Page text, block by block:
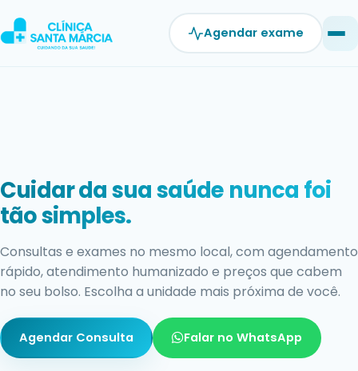
para
o
Agendar exame
Exames com resultado rápido e
confiável.
Estrutura moderna, equipe qualificada e laudos ágeis
para você não perder tempo cuidando do que mais
importa: a sua saúde.
Agendar Exame Falar no WhatsApp